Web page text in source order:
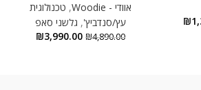
₪
אוודי - Woodie
, טכנולוגית
עץ/סנדביץ', גלשני סאפ
₪4,890.00
₪3,990.00